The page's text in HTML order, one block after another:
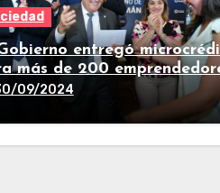
entregó
más de 200
09/2024